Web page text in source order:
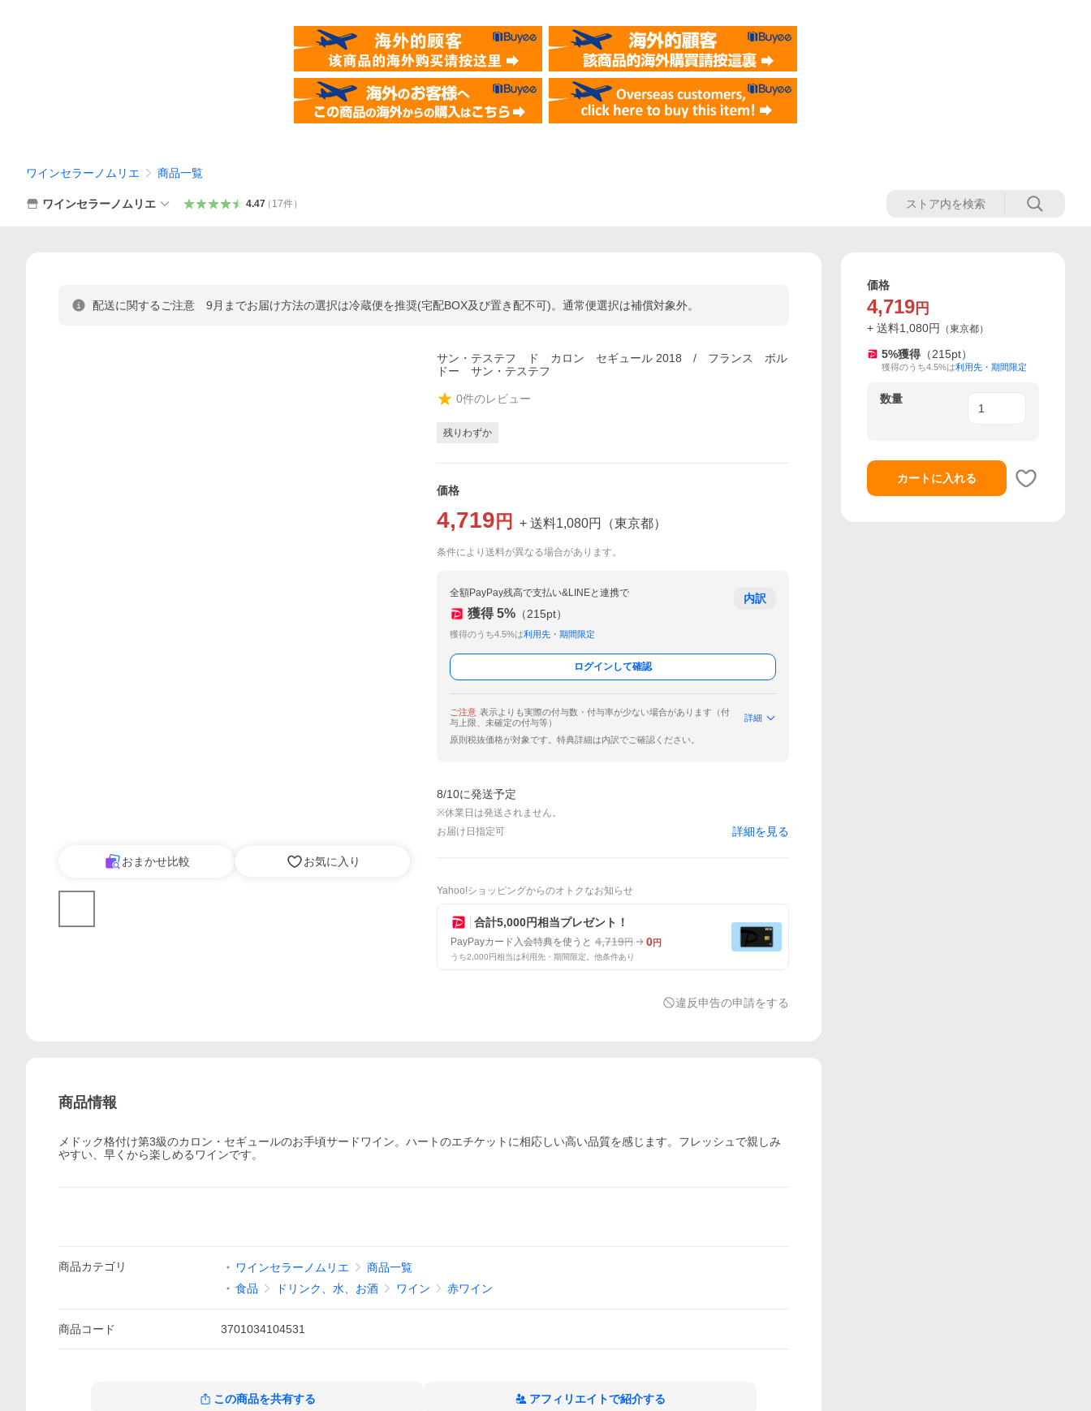
ワインセラーノムリエ 商品一覧
ワインセラーノムリエ 4.47（ 17件）
配送に関するご注意 9月までお届け方法の選択は冷蔵便を推奨(宅配BOX及び置き配不可)。通常便選択は補償対象外。
おまかせ比較 お気に入り
サン・テステフ ド カロン セギュール 2018 / フランス ボル
ドー サン・テステフ
0件のレビュー
残りわずか
価格
4,719 円 + 送料1,080円 （東京都）
条件により送料が異なる場合があります。
全額PayPay残高で支払い&LINEと連携で
獲得 5% （215pt）
獲得のうち4.5%は利用先・期間限定
内訳
ログインして確認
ご注意 表示よりも実際の付与数・付与率が少ない場合があります（付
与上限、未確定の付与等）
詳細
原則税抜価格が対象です。特典詳細は内訳でご確認ください。
8/10に発送予定
※休業日は発送されません。
お届け日指定可
詳細を見る
Yahoo!ショッピングからのオトクなお知らせ
合計5,000円相当プレゼント！
PayPayカード入会特典を使うと 4,719円 0円
うち2,000円相当は利用先・期間限定。他条件あり
違反申告の申請をする
商品情報
メドック格付け第3級のカロン・セギュールのお手頃サードワイン。ハートのエチケットに相応しい高い品質を感じます。フレッシュで親しみ
やすい、早くから楽しめるワインです。
商品カテゴリ ワインセラーノムリエ
商品一覧
食品
ドリンク、水、お酒 ワイン 赤ワイン
商品コード 3701034104531
この商品を共有する アフィリエイトで紹介する
価格
4,719 円
+ 送料1,080円 （東京都）
5%獲得 （215pt）
獲得のうち4.5%は利用先・期間限定
数量
カートに入れる